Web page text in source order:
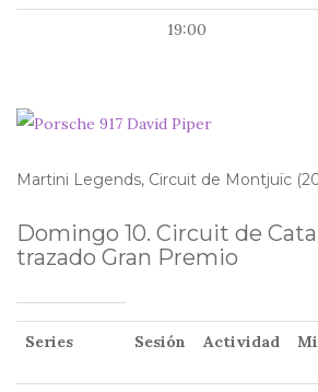
19:00
Martini Legends, Circuit de Montjuïc
Domingo 10. Circuit de
trazado Gran Premio
Series Sesión Actividad